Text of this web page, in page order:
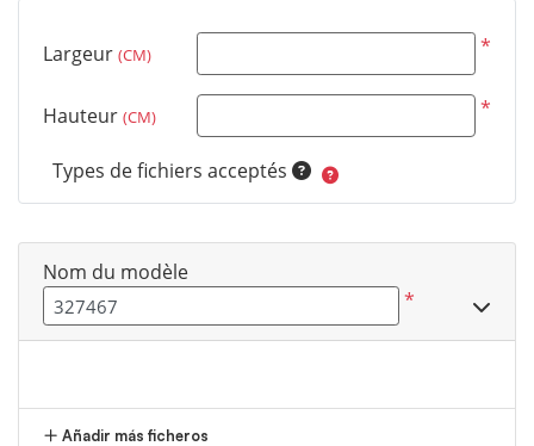
Largeur (CM) *
Hauteur (CM) *
Types de fichiers acceptés
Nom du modèle
*
Añadir más ficheros